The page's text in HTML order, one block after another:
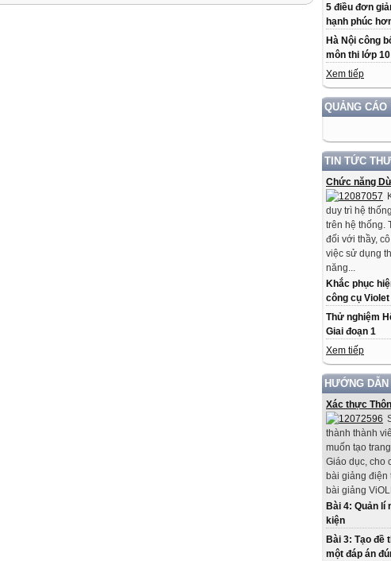
5 điều đơn
hạnh phúc
Hà Nội công
môn thi lớp
Xem tiếp
QUẢNG CÁO
TIN TỨC
Chức năng
duy trì hệ
trên hệ thống.
đối với thầy,
việc sử dụng
năng...
Khắc phục
công cụ
Thử nghiệm
Giai đoạn 1
Xem tiếp
HƯỚNG
Xác thực
thành thành
muốn tạo
Giáo dục, cho
bài giảng điện
bài giảng
Bài 4: Quản lí
kiện
Bài 3: Tạo đề
một đáp án